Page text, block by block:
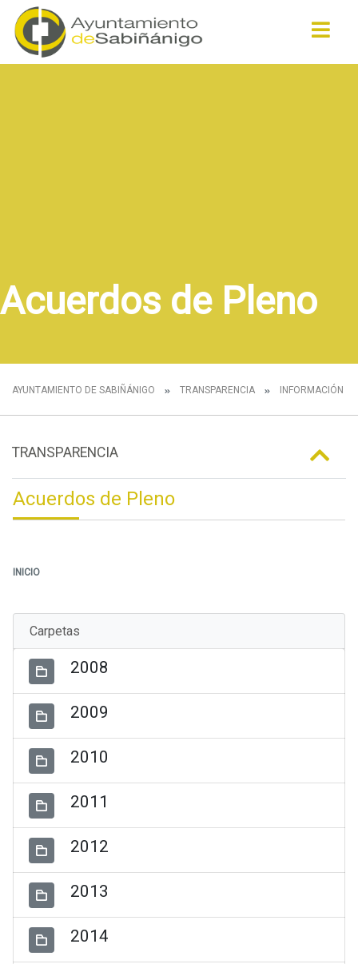
Acuerdos de Pleno
AYUNTAMIENTO DE SABIÑÁNIGO TRANSPARENCIA INFORMACIÓN
TRANSPARENCIA
Acuerdos de Pleno
INICIO
Carpetas
2008
2009
2010
2011
2012
2013
2014